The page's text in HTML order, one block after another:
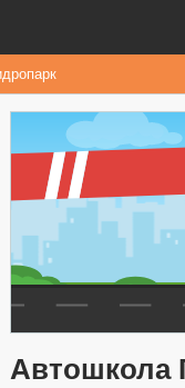
Автошкола